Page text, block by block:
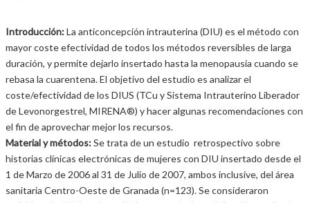
Introducción:La anticoncepción intrauterina (DIU) es el método con
mayor coste efectividad de todos los métodos reversibles de larga
duración, y permite dejarlo insertado hasta la menopausia cuando se
rebasa la cuarentena. El objetivo del estudio es analizar el
coste/efectividad de los DIUS (TCu y Sistema Intrauterino Liberador
de Levonorgestrel, MIRENA®) y hacer algunas recomendaciones con
el fin de aprovechar mejor los recursos.
Material y métodos:Se trata de un estudio retrospectivo sobre
historias clínicas electrónicas de mujeres con DIU insertado desde el
1 de Marzo de 2006 al 31 de Julio de 2007, ambos inclusive, del área
sanitaria Centro-Oeste de Granada (n=123). Se consideraron